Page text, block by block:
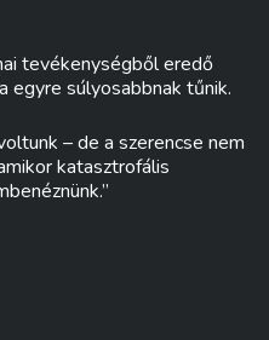
tevékenységből eredő
egyre súlyosabbnak tűnik.
– de a szerencse nem
katasztrofális